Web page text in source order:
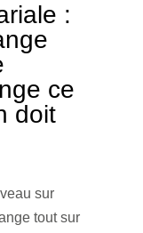
:
ce
doit
sur
tout sur